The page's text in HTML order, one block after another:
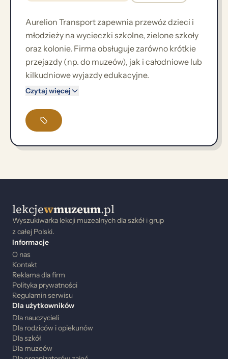
Aurelion Transport zapewnia przewóz dzieci i
młodzieży na wycieczki szkolne, zielone szkoły
oraz kolonie. Firma obsługuje zarówno krótkie
przejazdy (np. do muzeów), jak i całodniowe lub
kilkudniowe wyjazdy edukacyjne.
Czytaj więcej
lekcjewmuzeum.pl
Wyszukiwarka lekcji muzealnych dla szkół i grup
z całej Polski.
Informacje
O nas
Kontakt
Reklama dla firm
Polityka prywatności
Regulamin serwisu
Dla użytkowników
Dla nauczycieli
Dla rodziców i opiekunów
Dla szkół
Dla muzeów